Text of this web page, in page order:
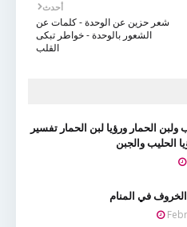
أحدث
شعر حزين عن الوحدة - كلمات عن
الشعور بالوحدة - خواطر تبكى
القلب
ولبن الحمار ورؤيا لبن الحمار تفسير
الحليب والجبن
في المنام